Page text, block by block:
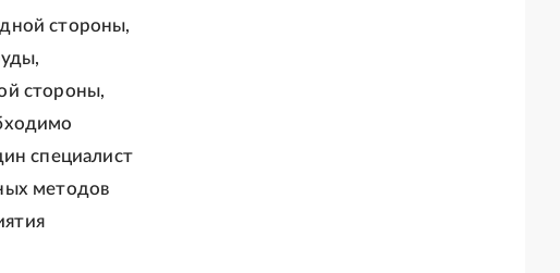
стороны,
стороны,
специалист
методов